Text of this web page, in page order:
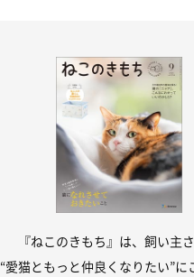
『ねこのきもち』は、飼い主
“愛猫ともっと仲良くなりたい”に